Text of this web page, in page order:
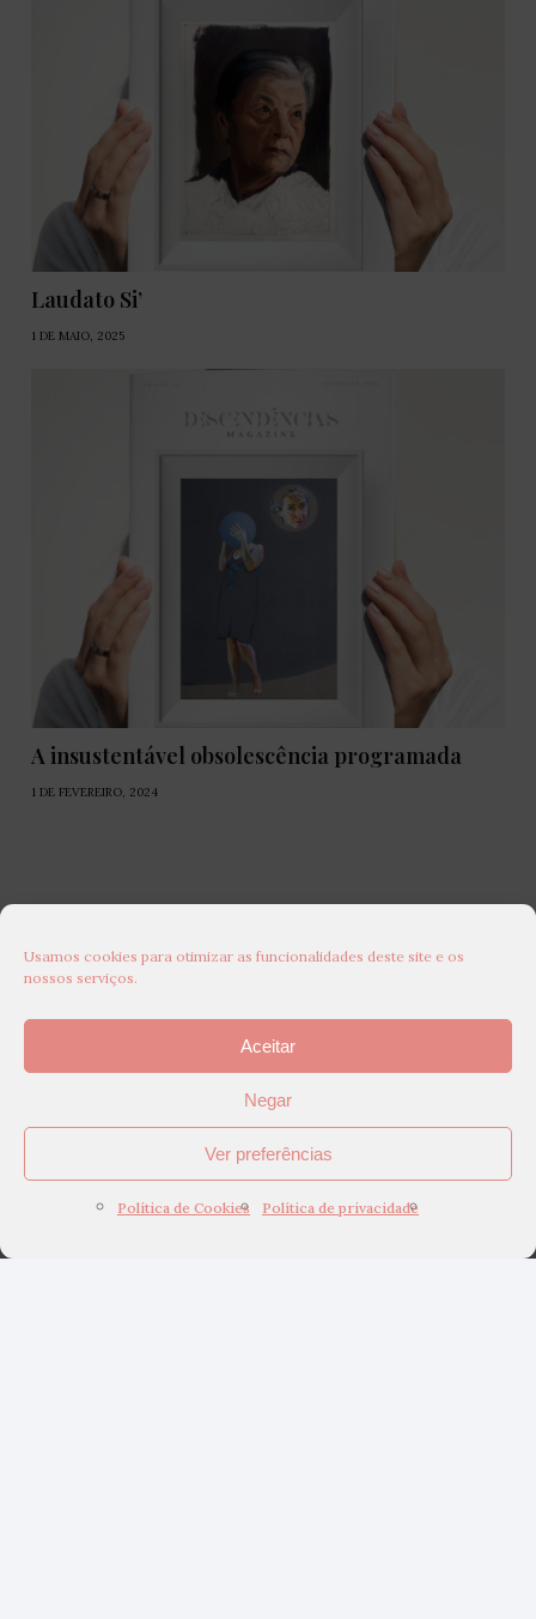
Usamos cookies para otimizar as funcionalidades deste site e os
nossos serviços.
Aceitar
Negar
Ver preferências
Política de Cookies Política de privacidade
Laudato Si’
1 DE MAIO, 2025
A insustentável obsolescência programada
1 DE FEVEREIRO, 2024